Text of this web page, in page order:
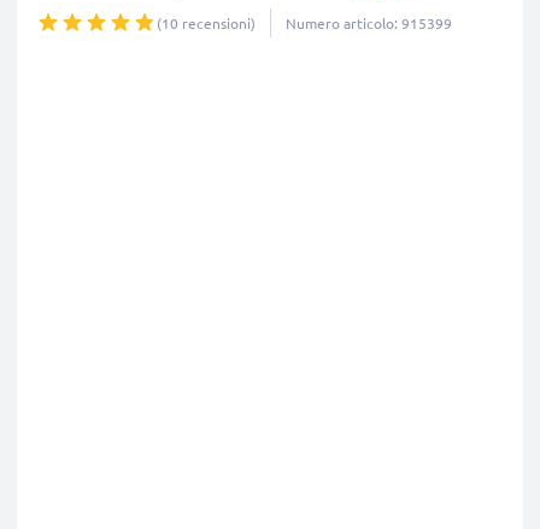
(10 recensioni) Numero articolo: 915399